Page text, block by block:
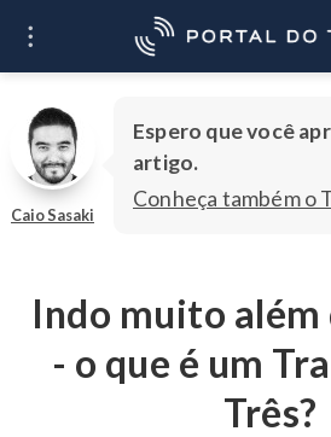
O que você quer
aprender?
Indo muito além
- o que é um
Três?
Caio Sasaki
Espero que você
artigo.
Conheça também o